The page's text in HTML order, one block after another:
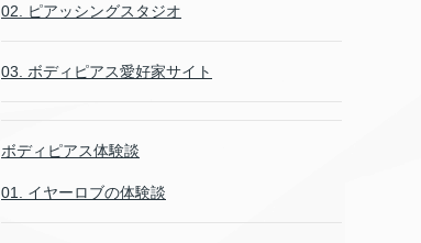
02. ピアッシングスタジオ
03. ボディピアス愛好家サイト
ボディピアス体験談
01. イヤーロブの体験談